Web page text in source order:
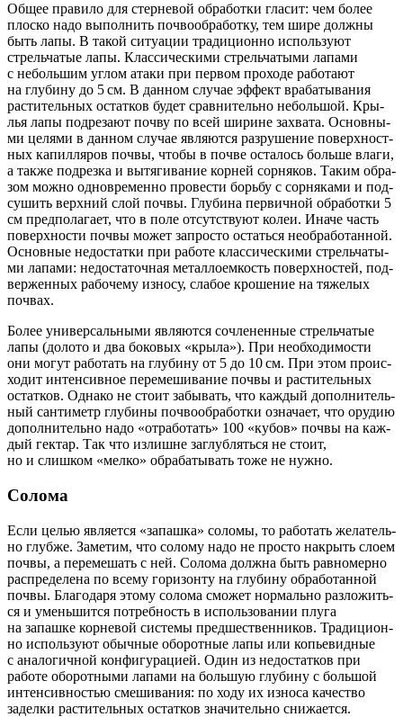
Общее пра­ви­ло для стер­не­вой обра­бот­ки гла­сит: чем более
плос­ко надо выпол­нить поч­во­об­ра­бот­ку, тем шире долж­ны
быть лапы. В такой ситу­а­ции тра­ди­ци­он­но исполь­зу­ют
стрель­ча­тые лапы. Клас­си­че­ски­ми стрель­ча­ты­ми лапа­ми
с неболь­шим углом ата­ки при пер­вом про­хо­де рабо­та­ют
на глу­би­ну до 5 см. В дан­ном слу­чае эффект вра­ба­ты­ва­ния
рас­ти­тель­ных остат­ков будет срав­ни­тель­но неболь­шой. Кры­
лья лапы под­ре­за­ют поч­ву по всей ширине захва­та. Основ­ны­
ми целя­ми в дан­ном слу­чае явля­ют­ся раз­ру­ше­ние поверх­ност­
ных капил­ля­ров поч­вы, что­бы в поч­ве оста­лось боль­ше вла­ги,
а так­же под­рез­ка и вытя­ги­ва­ние кор­ней сор­ня­ков. Таким обра­
зом мож­но одно­вре­мен­но про­ве­сти борь­бу с сор­ня­ка­ми и под­
су­шить верх­ний слой поч­вы. Глу­би­на пер­вич­ной обра­бот­ки 5
см пред­по­ла­га­ет, что в поле отсут­ству­ют колеи. Ина­че часть
поверх­но­сти поч­вы может запро­сто остать­ся необ­ра­бо­тан­ной.
Основ­ные недо­стат­ки при рабо­те клас­си­че­ски­ми стрель­ча­ты­
ми лапа­ми: недо­ста­точ­ная метал­ло­ем­кость поверх­но­стей, под­
вер­жен­ных рабо­че­му изно­су, сла­бое кро­ше­ние на тяже­лых
почвах.
Более уни­вер­саль­ны­ми явля­ют­ся сочле­нен­ные стрель­ча­тые
лапы (доло­то и два боко­вых «кры­ла»). При необ­хо­ди­мо­сти
они могут рабо­тать на глу­би­ну от 5 до 10 см. При этом про­ис­
хо­дит интен­сив­ное пере­ме­ши­ва­ние поч­вы и рас­ти­тель­ных
остат­ков. Одна­ко не сто­ит забы­вать, что каж­дый допол­ни­тель­
ный сан­ти­метр глу­би­ны поч­во­об­ра­бот­ки озна­ча­ет, что ору­дию
допол­ни­тель­но надо «отра­бо­тать» 100 «кубов» поч­вы на каж­
дый гек­тар. Так что излишне заглуб­лять­ся не сто­ит,
но и слиш­ком «мел­ко» обра­ба­ты­вать тоже не нужно.
Солома
Если целью явля­ет­ся «запаш­ка» соло­мы, то рабо­тать жела­тель­
но глуб­же. Заме­тим, что соло­му надо не про­сто накрыть сло­ем
поч­вы, а пере­ме­шать с ней. Соло­ма долж­на быть рав­но­мер­но
рас­пре­де­ле­на по все­му гори­зон­ту на глу­би­ну обра­бо­тан­ной
поч­вы. Бла­го­да­ря это­му соло­ма смо­жет нор­маль­но раз­ло­жить­
ся и умень­шит­ся потреб­ность в исполь­зо­ва­нии плу­га
на запаш­ке кор­не­вой систе­мы пред­ше­ствен­ни­ков. Тра­ди­ци­он­
но исполь­зу­ют обыч­ные обо­рот­ные лапы или копье­вид­ные
с ана­ло­гич­ной кон­фи­гу­ра­ци­ей. Один из недо­стат­ков при
рабо­те обо­рот­ны­ми лапа­ми на боль­шую глу­би­ну с боль­шой
интен­сив­но­стью сме­ши­ва­ния: по ходу их изно­са каче­ство
задел­ки рас­ти­тель­ных остат­ков зна­чи­тель­но снижается.